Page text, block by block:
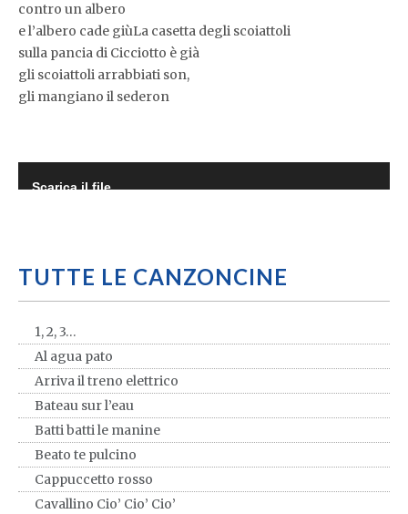
contro un albero
e l’albero cade giùLa casetta degli scoiattoli
sulla pancia di Cicciotto è già
gli scoiattoli arrabbiati son,
gli mangiano il sederon
Scarica il file
TUTTE LE CANZONCINE
1, 2, 3…
Al agua pato
Arriva il treno elettrico
Bateau sur l’eau
Batti batti le manine
Beato te pulcino
Cappuccetto rosso
Cavallino Cio’ Cio’ Cio’